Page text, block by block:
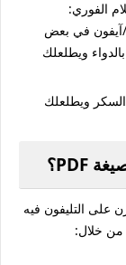
الفوري:
آيفون في بعض
ويطلعلك
ويطلعلك
على التليفون فيه
من خلال: